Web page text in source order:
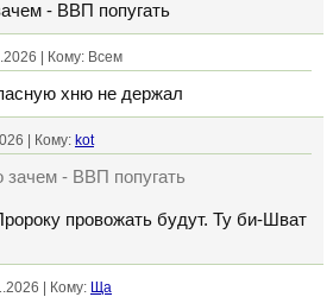
- ВВП попугать
| Кому: Всем
хню не держал
| Кому: kot
зачем - ВВП попугать
провожать будут. Ту би-Шват
| Кому: Ща